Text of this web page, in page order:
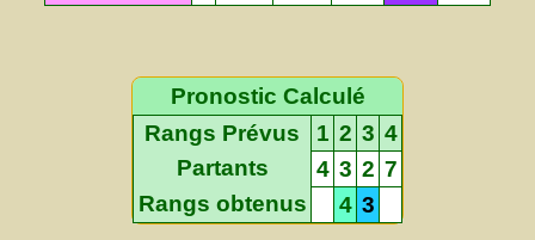
Pronostic Calculé
Rangs Prévus
1 2 3 4
Partants
4 3 2 7
Rangs obtenus
4 3